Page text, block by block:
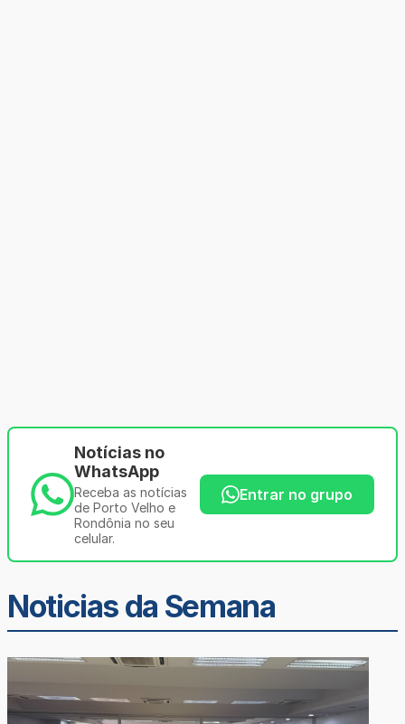
Notícias no
WhatsApp
Receba as notícias
de Porto Velho e
Rondônia no seu
celular.
Entrar no grupo
Noticias da Semana